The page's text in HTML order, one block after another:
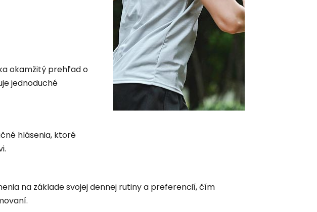
okamžitý prehľad o
jednoduché
hlásenia, ktoré
na základe svojej dennej rutiny a preferencií, čím